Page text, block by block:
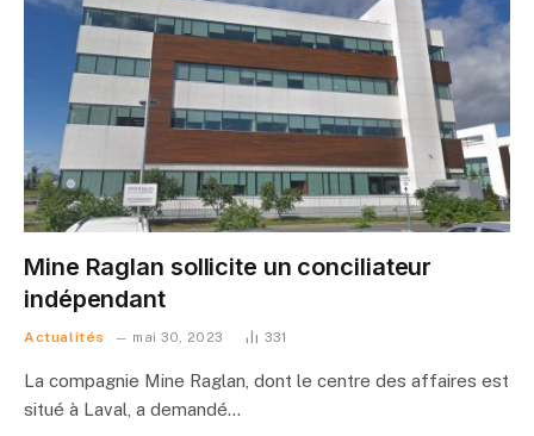
Mine Raglan sollicite un conciliateur
indépendant
Actualités mai 30, 2023 331
La compagnie Mine Raglan, dont le centre des affaires est
situé à Laval, a demandé…